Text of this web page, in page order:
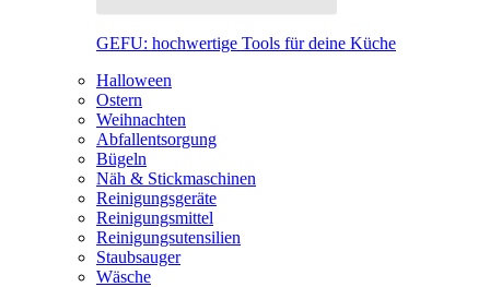
GEFU: hochwertige Tools für deine Küche
Halloween
Ostern
Weihnachten
Abfallentsorgung
Bügeln
Näh & Stickmaschinen
Reinigungsgeräte
Reinigungsmittel
Reinigungsutensilien
Staubsauger
Wäsche